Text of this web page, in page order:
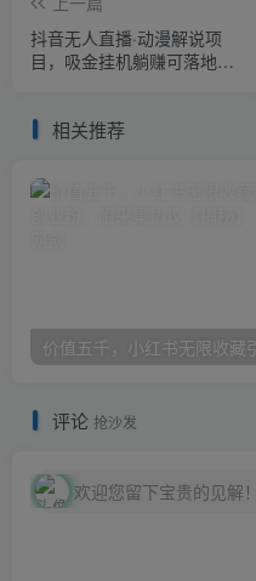
抖音无人直播·动漫解说项
目，吸金挂机躺赚可落地实
操【工具+素材+教程】